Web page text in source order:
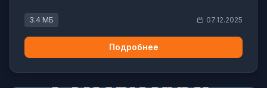
3.4 МБ 07.12.2025
Подробнее